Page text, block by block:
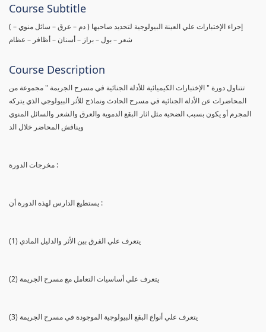
Course Subtitle
( إجراء الإختبارات علي العينة البيولوجية لتحديد صاحبها ( دم – عرق – سائل منوي –
شعر – بول – براز – أسنان – أظافر – عظام
Course Description
تتناول دورة " الإختبارات الكيميائية للأدلة الجنائية في مسرح الجريمة " مجموعة من
المحاضرات عن الأدلة الجنائية في مسرح الحادث ونماذج للأثر البيولوجي الذي يتركه
المجرم أو يكون بسبب الضحية مثل اثار البقع الدموية والعرق والشعر والسائل المنوي
ويناقش المحاضر خلال الد
مخرجات الدورة :
يستطيع الدارس لهذه الدورة أن :
(1) يتعرف علي الفرق بين الأثر والدليل المادي
(2) يتعرف علي أساسيات التعامل مع مسرح الجريمة
(3) يتعرف علي أنواع البقع البيولوجية الموجودة في مسرح الجريمة